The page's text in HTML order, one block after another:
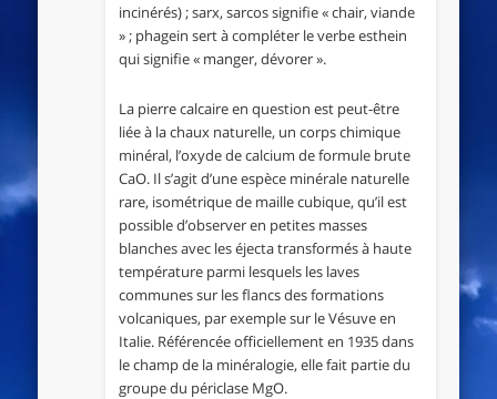
incinérés) ; sarx, sarcos signifie « chair, viande
» ; phagein sert à compléter le verbe esthein
qui signifie « manger, dévorer ».
La pierre calcaire en question est peut-être
liée à la chaux naturelle, un corps chimique
minéral, l’oxyde de calcium de formule brute
CaO. Il s’agit d’une espèce minérale naturelle
rare, isométrique de maille cubique, qu’il est
possible d’observer en petites masses
blanches avec les éjecta transformés à haute
température parmi lesquels les laves
communes sur les flancs des formations
volcaniques, par exemple sur le Vésuve en
Italie. Référencée officiellement en 1935 dans
le champ de la minéralogie, elle fait partie du
groupe du périclase MgO.